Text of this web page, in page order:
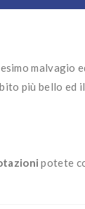
malvagio
più bello ed
potete